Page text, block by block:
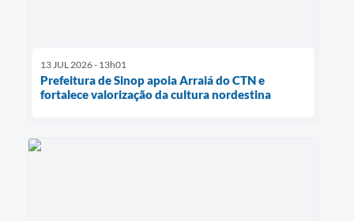
13 JUL 2026 - 13h01
Prefeitura de Sinop apoia Arraiá do CTN e
fortalece valorização da cultura nordestina